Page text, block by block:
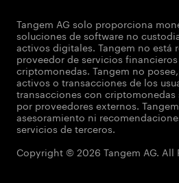
Tangem AG solo proporciona
soluciones de software no
activos digitales. Tangem no está
proveedor de servicios
criptomonedas. Tangem no
activos o transacciones de los
transacciones con
por proveedores externos.
asesoramiento ni
servicios de terceros.